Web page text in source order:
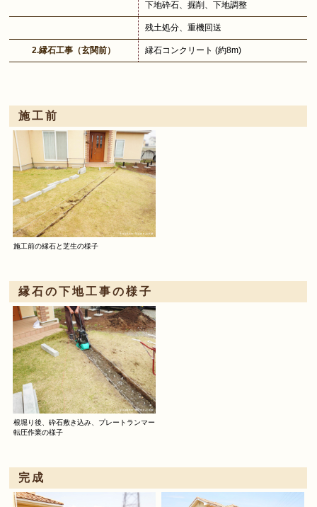
下地砕石、掘削、下地調整
残土処分、重機回送
2.縁石工事（玄関前） 縁石コンクリート (約8m)
施工前
施工前の縁石と芝生の様子
縁石の下地工事の様子
根堀り後、砕石敷き込み、プレートランマー
転圧作業の様子
完成